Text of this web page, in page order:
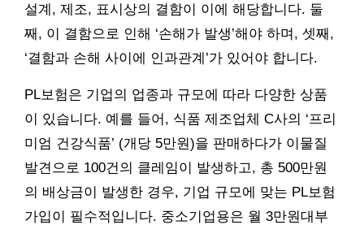
설계, 제조, 표시상의 결함이 이에 해당합니다. 둘
째, 이 결함으로 인해 ‘손해가 발생’해야 하며, 셋째,
‘결함과 손해 사이에 인과관계’가 있어야 합니다.
PL보험은 기업의 업종과 규모에 따라 다양한 상품
이 있습니다. 예를 들어, 식품 제조업체 C사의 ‘프리
미엄 건강식품’ (개당 5만원)을 판매하다가 이물질
발견으로 100건의 클레임이 발생하고, 총 500만원
의 배상금이 발생한 경우, 기업 규모에 맞는 PL보험
가입이 필수적입니다. 중소기업용은 월 3만원대부